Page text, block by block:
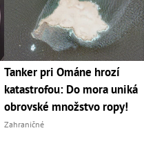
Tanker pri Ománe hrozí
katastrofou: Do mora uniká
obrovské množstvo ropy!
Zahraničné